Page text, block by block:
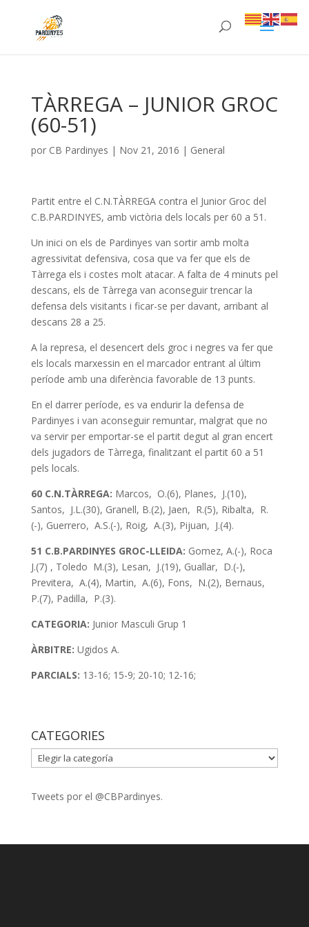
TÀRREGA – JUNIOR GROC
(60-51)
por CB Pardinyes | Nov 21, 2016 | General
Partit entre el C.N.TÀRREGA contra el Junior Groc del
C.B.PARDINYES, amb victòria dels locals per 60 a 51.
Un inici on els de Pardinyes van sortir amb molta
agressivitat defensiva, cosa que va fer que els de
Tàrrega els i costes molt atacar. A falta de 4 minuts pel
descans, els de Tàrrega van aconseguir trencar la
defensa dels visitants i ficar-se per davant, arribant al
descans 28 a 25.
A la represa, el desencert dels groc i negres va fer que
els locals marxessin en el marcador entrant al últim
període amb una diferència favorable de 13 punts.
En el darrer període, es va endurir la defensa de
Pardinyes i van aconseguir remuntar, malgrat que no
va servir per emportar-se el partit degut al gran encert
dels jugadors de Tàrrega, finalitzant el partit 60 a 51
pels locals.
60 C.N.TÀRREGA: Marcos, O.(6), Planes, J.(10),
Santos, J.L.(30), Granell, B.(2), Jaen, R.(5), Ribalta, R.
(-), Guerrero, A.S.(-), Roig, A.(3), Pijuan, J.(4).
51 C.B.PARDINYES GROC-LLEIDA: Gomez, A.(-), Roca
J.(7) , Toledo M.(3), Lesan, J.(19), Guallar, D.(-),
Previtera, A.(4), Martin, A.(6), Fons, N.(2), Bernaus,
P.(7), Padilla, P.(3).
CATEGORIA: Junior Masculi Grup 1
ÀRBITRE: Ugidos A.
PARCIALS: 13-16; 15-9; 20-10; 12-16;
CATEGORIES
CATEGORIES
Tweets por el @CBPardinyes.